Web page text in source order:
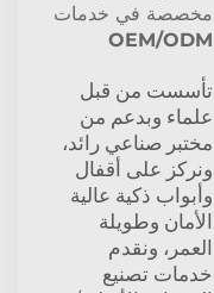
مخصصة في خدمات
OEM/ODM
تأسست من قبل
علماء وبدعم من
مختبر صناعي رائد،
ونركز على أقفال
وأبواب ذكية عالية
الأمان وطويلة
العمر، ونقدم
خدمات تصنيع